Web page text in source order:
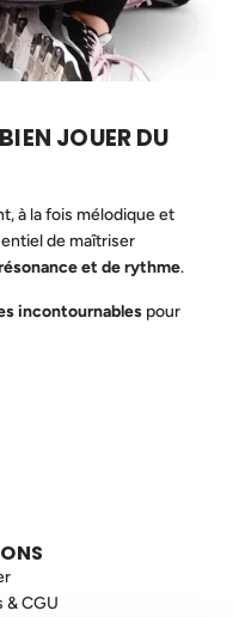
JOUER DU
à la fois mélodique et
de maîtriser
et de rythme.
incontournables pour
& CGU